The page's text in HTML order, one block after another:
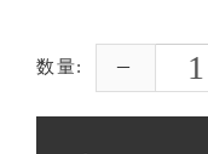
数量: